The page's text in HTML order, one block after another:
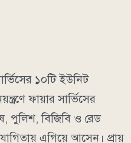
১০টি ইউনিট
ফায়ার সার্ভিসের
পুলিশ, বিজিবি ও রেড
এগিয়ে আসেন। প্রায়